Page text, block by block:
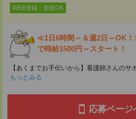
WEB登録・面接OK
≪1日6時間～＆週2日～OK
で時給1500円～スタート！
【あくまでお手伝いから】看護師さんのサ
もっとみる
応募ページ